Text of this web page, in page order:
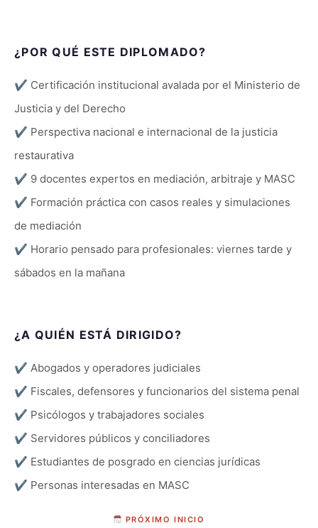
¿POR QUÉ ESTE DIPLOMADO?
✔ Certificación institucional avalada por el Ministerio de
Justicia y del Derecho
✔ Perspectiva nacional e internacional de la justicia
restaurativa
✔ 9 docentes expertos en mediación, arbitraje y MASC
✔ Formación práctica con casos reales y simulaciones
de mediación
✔ Horario pensado para profesionales: viernes tarde y
sábados en la mañana
¿A QUIÉN ESTÁ DIRIGIDO?
✔ Abogados y operadores judiciales
✔ Fiscales, defensores y funcionarios del sistema penal
✔ Psicólogos y trabajadores sociales
✔ Servidores públicos y conciliadores
✔ Estudiantes de posgrado en ciencias jurídicas
✔ Personas interesadas en MASC
PRÓXIMO INICIO